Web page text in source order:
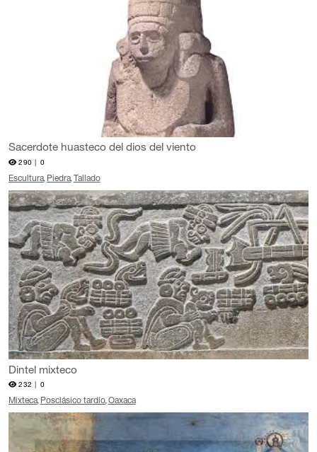
Sacerdote huasteco del dios del viento
290 | 0
Escultura Piedra Tallado
Dintel mixteco
232 | 0
Mixteca Posclásico tardío Oaxaca